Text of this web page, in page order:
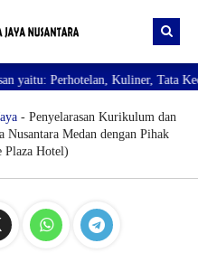
Kuliner, Tata Kecantikan,
- Penyelarasan Kurikulum dan
Medan dengan Pihak
Hotel)